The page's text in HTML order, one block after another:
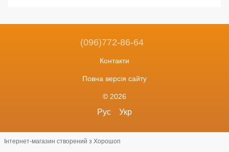
(096)772-86-64
Контакти
Повна версія сайту
© 2026
Рус Укр
Інтернет-магазин створений з Хорошоп